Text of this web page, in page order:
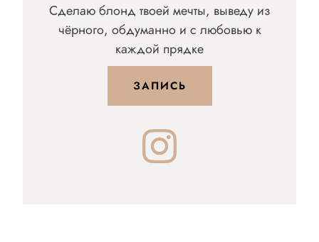
Сделаю блонд твоей мечты, выведу из
чёрного, обдуманно и с любовью к
каждой прядке
ЗАПИСЬ